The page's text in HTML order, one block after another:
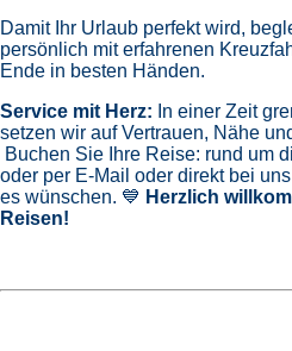
Damit Ihr Urlaub perfekt wird,
persönlich mit erfahrenen
Ende in besten Händen.
Service mit Herz: In einer Zeit
setzen wir auf Vertrauen, Nähe
Buchen Sie Ihre Reise: rund um
oder per E-Mail oder direkt bei
es wünschen. 💙 Herzlich
Reisen!